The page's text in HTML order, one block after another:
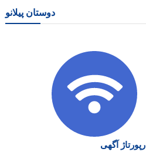
دوستان پیلانو
رپورتاژ آگهی